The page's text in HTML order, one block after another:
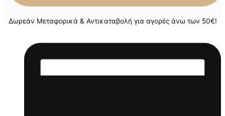
Δωρεάν Μεταφορικά & Αντικαταβολή για αγορές άνω των 50€!